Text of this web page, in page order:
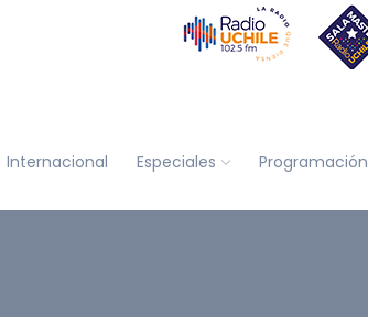
Internacional Especiales Programación